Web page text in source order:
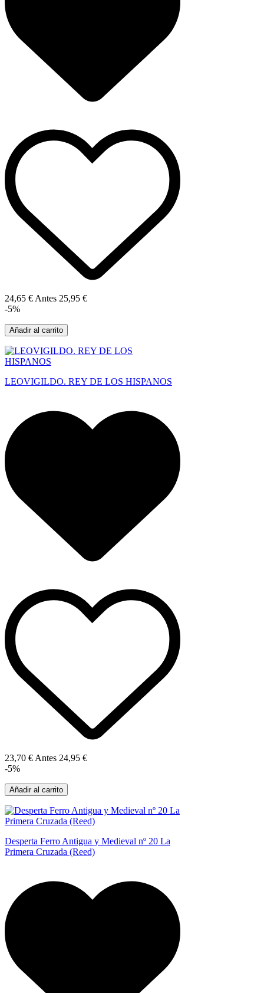
24,65 €Antes 25,95 €
-5%
Añadir al carrito
LEOVIGILDO. REY DE LOS HISPANOS
23,70 €Antes 24,95 €
-5%
Añadir al carrito
Desperta Ferro Antigua y Medieval nº 20 La
Primera Cruzada (Reed)